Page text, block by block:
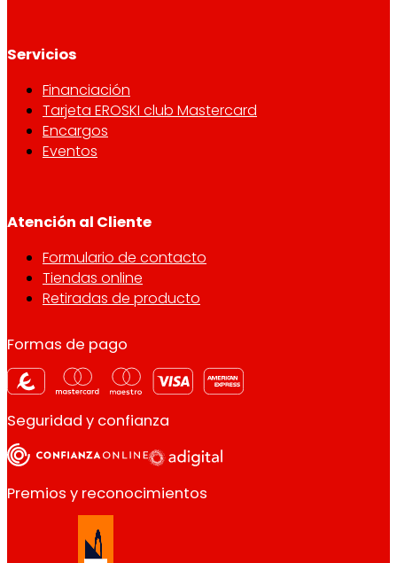
Servicios
Financiación
Tarjeta EROSKI club Mastercard
Encargos
Eventos
Atención al Cliente
Formulario de contacto
Tiendas online
Retiradas de producto
Formas de pago
Seguridad y confianza
Premios y reconocimientos